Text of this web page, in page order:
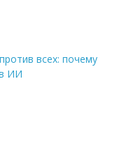
всех: почему
ИИ